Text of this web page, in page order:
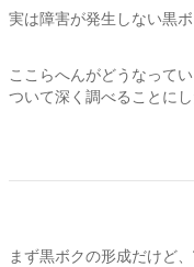
実は障害が発生しない黒
ここらへんがどうなって
ついて深く調べることにし
まず黒ボクの形成だけど、